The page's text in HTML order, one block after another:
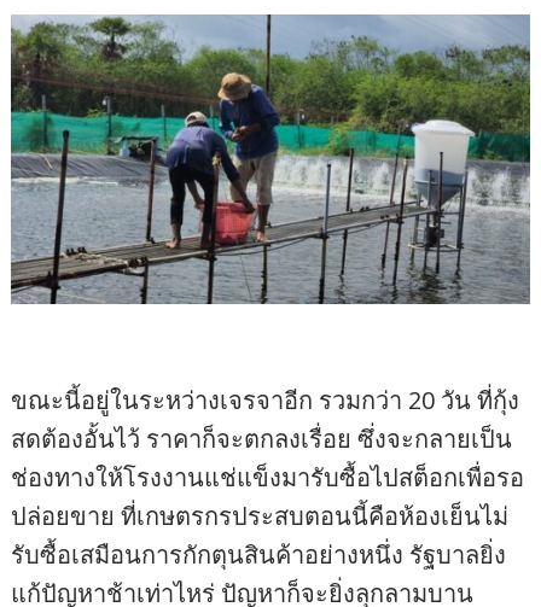
ขณะนี้อยู่ในระหว่างเจรจาอีก รวมกว่า 20 วัน ที่กุ้ง
สดต้องอั้นไว้ ราคาก็จะตกลงเรื่อย ซึ่งจะกลายเป็น
ช่องทางให้โรงงานแช่แข็งมารับซื้อไปสต็อกเพื่อรอ
ปล่อยขาย ที่เกษตรกรประสบตอนนี้คือห้องเย็นไม่
รับซื้อเสมือนการกักตุนสินค้าอย่างหนึ่ง รัฐบาลยิ่ง
แก้ปัญหาช้าเท่าไหร่ ปัญหาก็จะยิ่งลุกลามบาน